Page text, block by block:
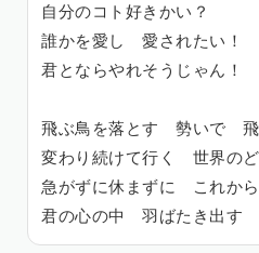
自分のコト好きかい？
誰かを愛し 愛されたい！
君とならやれそうじゃん！
飛ぶ鳥を落とす 勢いで
変わり続けて行く 世界の
急がずに休まずに これか
君の心の中 羽ばたき出す